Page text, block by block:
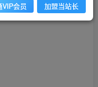
VIP会员 加盟当站长